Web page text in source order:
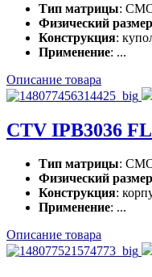
Тип матрицы:
Физический
Конструкция:
Применение: ...
Описание товара
CTV IPB3036 FL
Тип матрицы:
Физический
Конструкция:
Применение: ...
Описание товара